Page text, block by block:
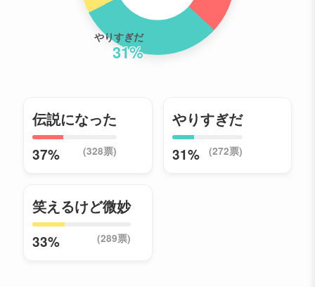
やりすぎだ
31%
伝説になった
37% (328票)
やりすぎだ
31% (272票)
笑えるけど微妙
33% (289票)